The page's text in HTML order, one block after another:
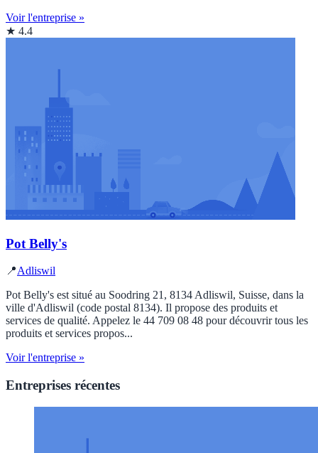
Voir l'entreprise »
★ 4.4
Pot Belly's
📍Adliswil
Pot Belly's est situé au Soodring 21, 8134 Adliswil, Suisse, dans la
ville d'Adliswil (code postal 8134). Il propose des produits et
services de qualité. Appelez le 44 709 08 48 pour découvrir tous les
produits et services propos...
Voir l'entreprise »
Entreprises récentes